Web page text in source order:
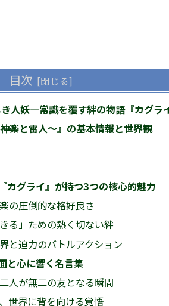
目次
人妖―常識を覆す絆の物語『カグラ
楽と雷人〜』の基本情報と世界観
カグライ』が持つ3つの核心的魅力
の圧倒的な格好良さ
る」ための熱く切ない絆
と迫力のバトルアクション
と心に響く名言集
人が無二の友となる瞬間
世界に背を向ける覚悟